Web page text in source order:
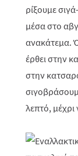
ρίξουμε
μέσα στο
ανακάτεμα.
έρθει στην
στην
λεπτό,